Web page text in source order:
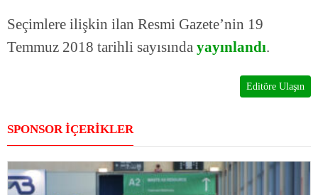
Seçimlere ilişkin ilan Resmi Gazete’nin 19
Temmuz 2018 tarihli sayısında yayınlandı.
Editöre Ulaşın
SPONSOR İÇERİKLER